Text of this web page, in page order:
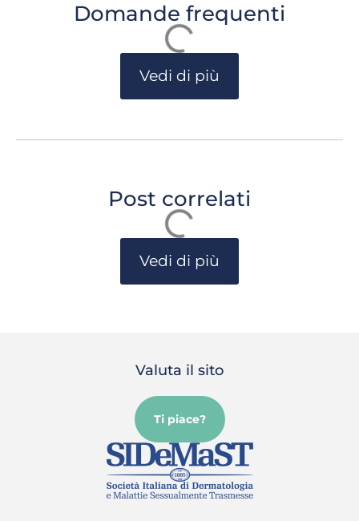
Domande frequenti
Vedi di più
Post correlati
Vedi di più
Valuta il sito
Ti piace?